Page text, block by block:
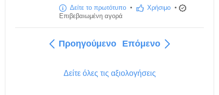
Δείτε το πρωτότυπο • Χρήσιμο •
Επιβεβαιωμένη αγορά
Προηγούμενο Επόμενο
Δείτε όλες τις αξιολογήσεις